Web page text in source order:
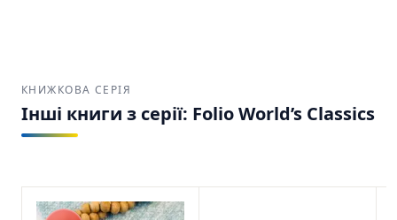
КНИЖКОВА СЕРІЯ
Інші книги з серії: Folio World’s Classics